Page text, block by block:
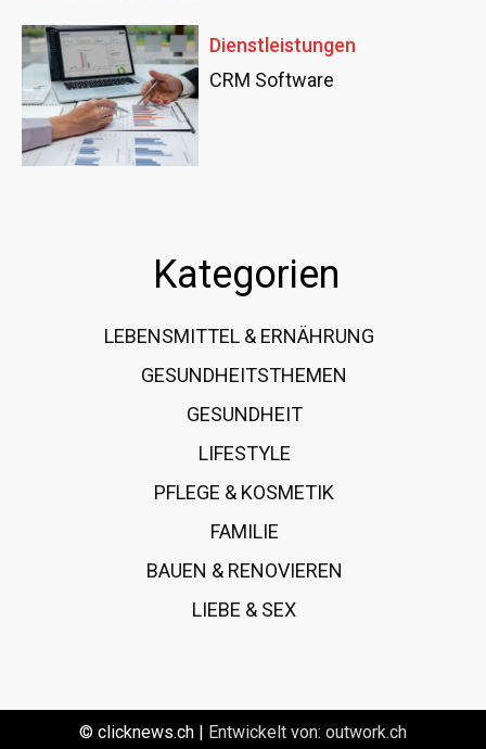
Dienstleistungen
CRM Software
Kategorien
LEBENSMITTEL & ERNÄHRUNG
GESUNDHEITSTHEMEN
GESUNDHEIT
LIFESTYLE
PFLEGE & KOSMETIK
FAMILIE
BAUEN & RENOVIEREN
LIEBE & SEX
© clicknews.ch | Entwickelt von: outwork.ch